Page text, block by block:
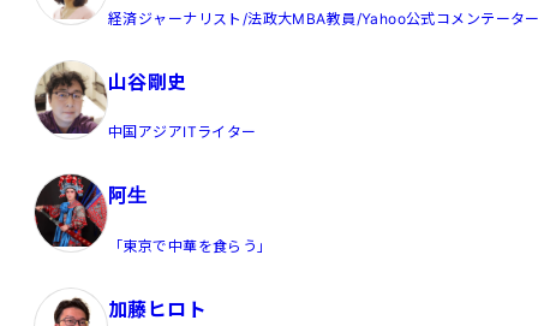
経済ジャーナリスト/法政大MBA教員/Yahoo公式コメンテータ
山谷剛史
中国アジアITライター
阿生
「東京で中華を食らう」
加藤ヒロト